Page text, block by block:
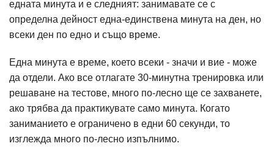
едната минута и е следният: занимавате се с
определна дейност една-единствена минута на ден, но
всеки ден по едно и също време.
Една минута е време, което всеки - значи и вие - може
да отдели. Ако все отлагате 30-минутна тренировка или
решаване на тестове, много по-лесно ще се захванете,
ако трябва да практикувате само минута. Когато
заниманието е ограничено в едни 60 секунди, то
изглежда много по-лесно изпълнимо.